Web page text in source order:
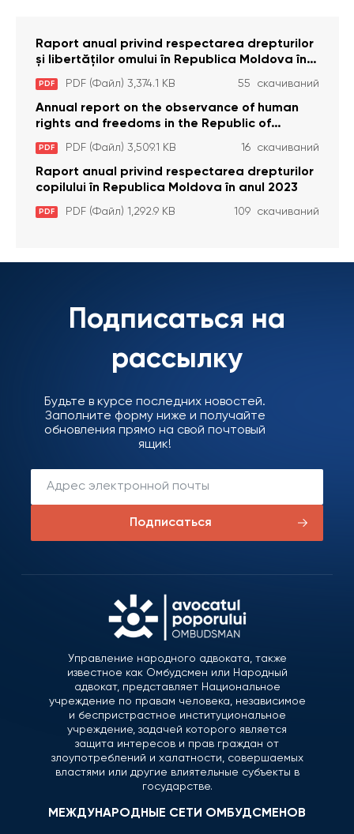
Raport anual privind respectarea drepturilor
și libertăților omului în Republica Moldova în
anul 2023
PDF PDF (Файл) 3,374.1 KB 55 скачиваний
Annual report on the observance of human
rights and freedoms in the Republic of
Moldova in 2023
PDF PDF (Файл) 3,509.1 KB 16 скачиваний
Raport anual privind respectarea drepturilor
copilului în Republica Moldova în anul 2023
PDF PDF (Файл) 1,292.9 KB 109 скачиваний
Подписаться на
рассылку
Будьте в курсе последних новостей.
Заполните форму ниже и получайте
обновления прямо на свой почтовый
ящик!
Подписаться
Управление народного адвоката, также
известное как Омбудсмен или Народный
адвокат, представляет Национальное
учреждение по правам человека, независимое
и беспристрастное институциональное
учреждение, задачей которого является
защита интересов и прав граждан от
злоупотреблений и халатности, совершаемых
властями или другие влиятельные субъекты в
государстве.
МЕЖДУНАРОДНЫЕ СЕТИ ОМБУДСМЕНОВ